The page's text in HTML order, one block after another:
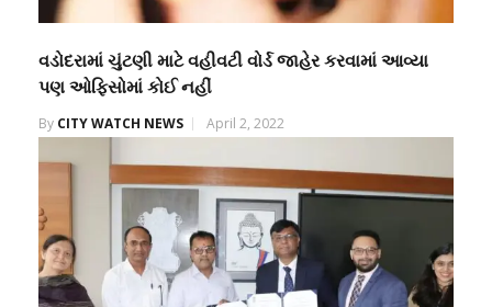
વડોદરામાં ચુંટણી માટે વહીવટી વોર્ડ જાહેર કરવામાં આવ્યા
પણ ઓફિસોમાં કોઈ નહીં
By CITY WATCH NEWS April 2, 2022